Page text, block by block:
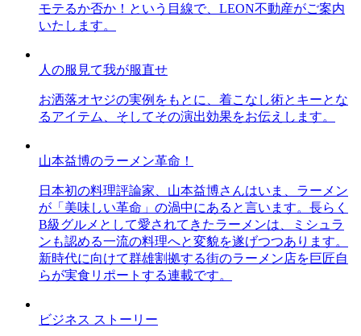
モテるか否か！という目線で、LEON不動産がご案内
いたします。
人の服見て我が服直せ
お洒落オヤジの実例をもとに、着こなし術とキーとな
るアイテム、そしてその演出効果をお伝えします。
山本益博のラーメン革命！
日本初の料理評論家、山本益博さんはいま、ラーメン
が「美味しい革命」の渦中にあると言います。長らく
B級グルメとして愛されてきたラーメンは、ミシュラ
ンも認める一流の料理へと変貌を遂げつつあります。
新時代に向けて群雄割拠する街のラーメン店を巨匠自
らが実食リポートする連載です。
ビジネス ストーリー